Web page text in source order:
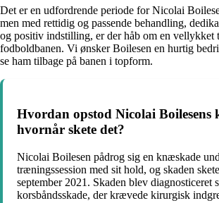
Det er en udfordrende periode for Nicolai
men med rettidig og passende behandling,
og positiv indstilling, er der håb om en vellykket
fodboldbanen. Vi ønsker Boilesen en hurtig
se ham tilbage på banen i topform.
Hvordan opstod Nicolai Boilesens
hvornår skete det?
Nicolai Boilesen pådrog sig en knæskade
træningssession med sit hold, og skaden
september 2021. Skaden blev diagnosticeret
korsbåndsskade, der krævede kirurgisk